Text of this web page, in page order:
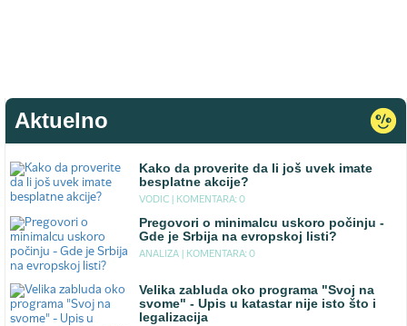
Aktuelno
Kako da proverite da li još uvek imate
besplatne akcije?
VODIC | KOMENTARA: 0
Pregovori o minimalcu uskoro počinju -
Gde je Srbija na evropskoj listi?
ANALIZA | KOMENTARA: 0
Velika zabluda oko programa "Svoj na
svome" - Upis u katastar nije isto što i
legalizacija